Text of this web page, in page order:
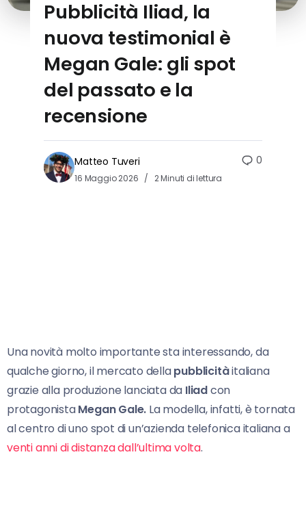
Pubblicità Iliad, la
nuova testimonial è
Megan Gale: gli spot
del passato e la
recensione
Matteo Tuveri
16 Maggio 2026 2 Minuti di lettura
0
Una novità molto importante sta interessando, da
qualche giorno, il mercato dellapubblicitàitaliana
grazie alla produzione lanciata da Iliadcon
protagonistaMegan Gale. La modella, infatti, è tornata
al centro di uno spot di un’azienda telefonica italiana a
venti anni di distanza dall’ultima volta.